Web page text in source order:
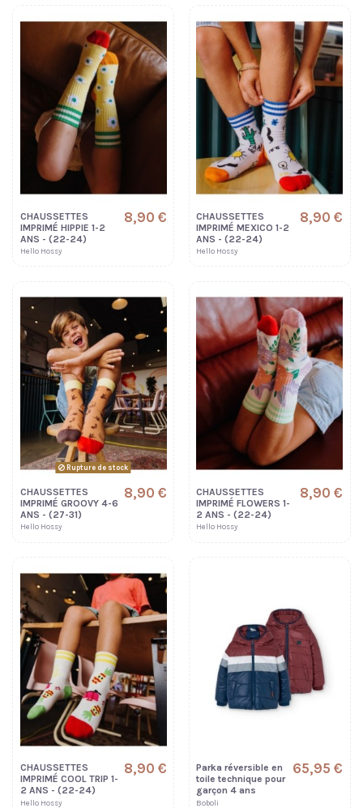
CHAUSSETTES
IMPRIMÉ HIPPIE 1-2
ANS - (22-24)
Hello Hossy
8,90 €
CHAUSSETTES
IMPRIMÉ MEXICO 1-2
ANS - (22-24)
Hello Hossy
8,90 €
Rupture de stock
CHAUSSETTES
IMPRIMÉ GROOVY 4-6
ANS - (27-31)
Hello Hossy
8,90 €
CHAUSSETTES
IMPRIMÉ FLOWERS 1-
2 ANS - (22-24)
Hello Hossy
8,90 €
CHAUSSETTES
IMPRIMÉ COOL TRIP 1-
2 ANS - (22-24)
Hello Hossy
8,90 €
Parka réversible en
toile technique pour
garçon 4 ans
Boboli
65,95 €